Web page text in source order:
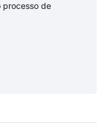
processo de